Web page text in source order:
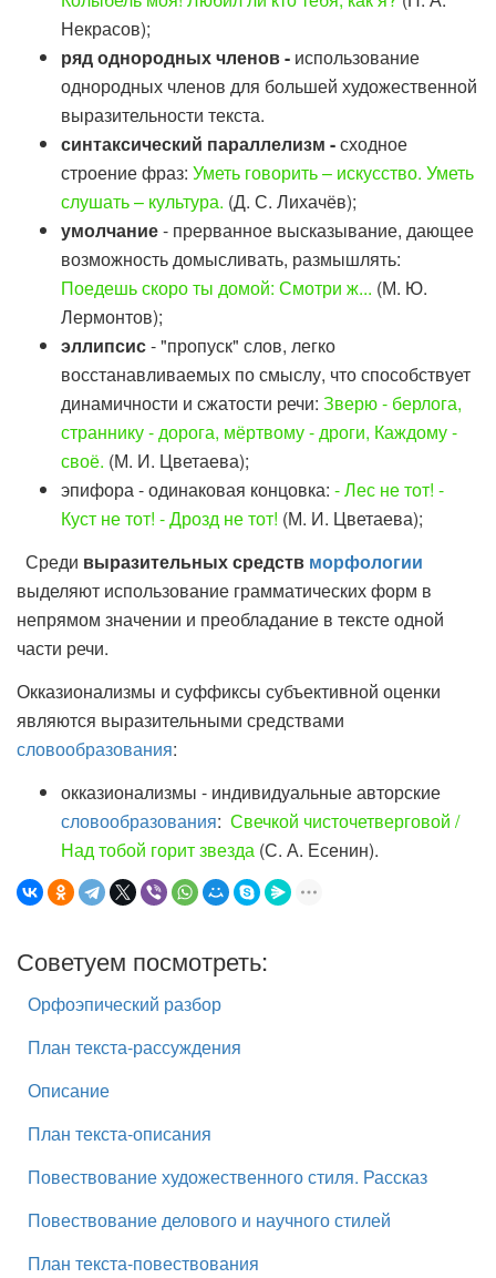
Некрасов);
ряд однородных членов - использование
однородных членов для большей художественной
выразительности текста.
синтаксический параллелизм -сходное
строение фраз: Уметь говорить – искусство. Уметь
слушать – культура. (Д. С. Лихачёв);
умолчание- прерванное высказывание, дающее
возможность домысливать, размышлять:
Поедешь скоро ты домой: Смотри ж... (М. Ю.
Лермонтов);
эллипсис- "пропуск" слов, легко
восстанавливаемых по смыслу, что способствует
динамичности и сжатости речи: Зверю - берлога,
страннику - дорога, мёртвому - дроги, Каждому -
своё. (М. И. Цветаева);
эпифора - одинаковая концовка: - Лес не тот! -
Куст не тот! - Дрозд не тот! (М. И. Цветаева);
Среди выразительных средств морфологии
выделяют использование грамматических форм в
непрямом значении и преобладание в тексте одной
части речи.
Окказионализмы и суффиксы субъективной оценки
являются выразительными средствами
словообразования:
окказионализмы - индивидуальные авторские
словообразования: Свечкой чисточетверговой /
Над тобой горит звезда (С. А. Есенин).
Советуем посмотреть:
Орфоэпический разбор
План текста-рассуждения
Описание
План текста-описания
Повествование художественного стиля. Рассказ
Повествование делового и научного стилей
План текста-повествования